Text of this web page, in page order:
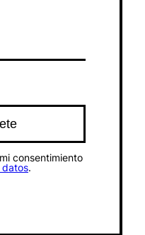
consentimiento
.